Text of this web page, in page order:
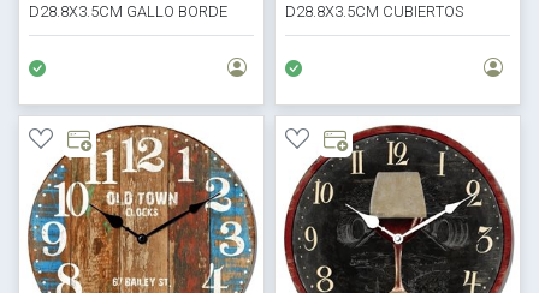
D28.8X3.5CM GALLO BORDE
ROJO
D28.8X3.5CM CUBIERTOS
DINING